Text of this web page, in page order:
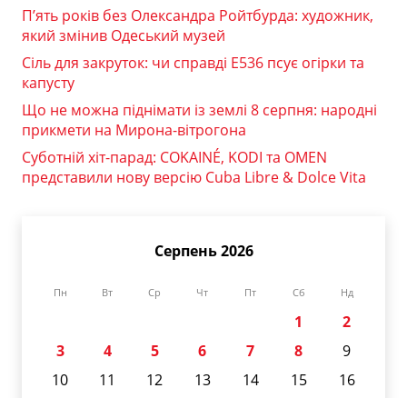
П’ять років без Олександра Ройтбурда: художник,
який змінив Одеський музей
Сіль для закруток: чи справді Е536 псує огірки та
капусту
Що не можна піднімати із землі 8 серпня: народні
прикмети на Мирона-вітрогона
Суботній хіт-парад: COKAINÉ, KODI та OMEN
представили нову версію Cuba Libre & Dolce Vita
Серпень 2026
Пн Вт Ср Чт Пт Сб Нд
1
2
3
4 5 6 7 8
9
10
11 12 13 14 15
16